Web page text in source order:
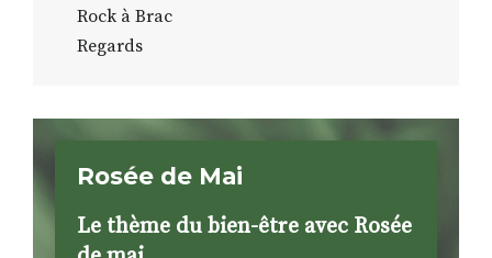
Rock à Brac
Regards
Rosée de Mai
Le thème du bien-être avec Rosée